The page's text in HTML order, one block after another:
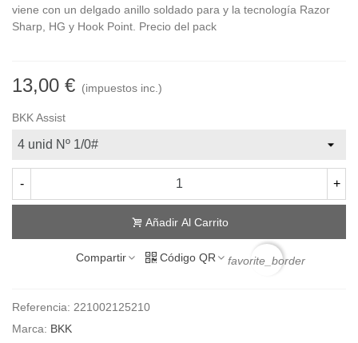
viene con un delgado anillo soldado para y la tecnología Razor
Sharp, HG y Hook Point. Precio del pack
13,00 € (impuestos inc.)
BKK Assist
- +
Añadir Al Carrito
Compartir Código QR favorite_border
Referencia: 221002125210
Marca: BKK